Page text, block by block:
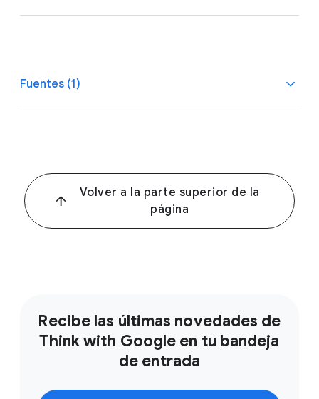
Fuentes (1)
Volver a la parte superior de la
página
Recibe las últimas novedades de
Think with Google en tu bandeja
de entrada